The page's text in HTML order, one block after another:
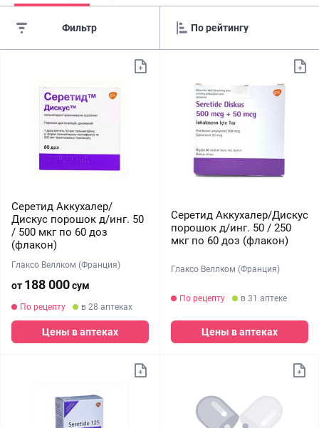
Фильтр
Серетид Аккухалер/
Дискус порошок д/инг. 50
/ 500 мкг по 60 доз
(флакон)
Глаксо Веллком (Франция)
от 188 000сум
По рецепту в 28 аптеках
Цены в аптеках
Серетид Аккухалер/Дискус
порошок д/инг. 50 / 250
мкг по 60 доз (флакон)
Глаксо Веллком (Франция)
По рецепту в 31 аптеке
Цены в аптеках